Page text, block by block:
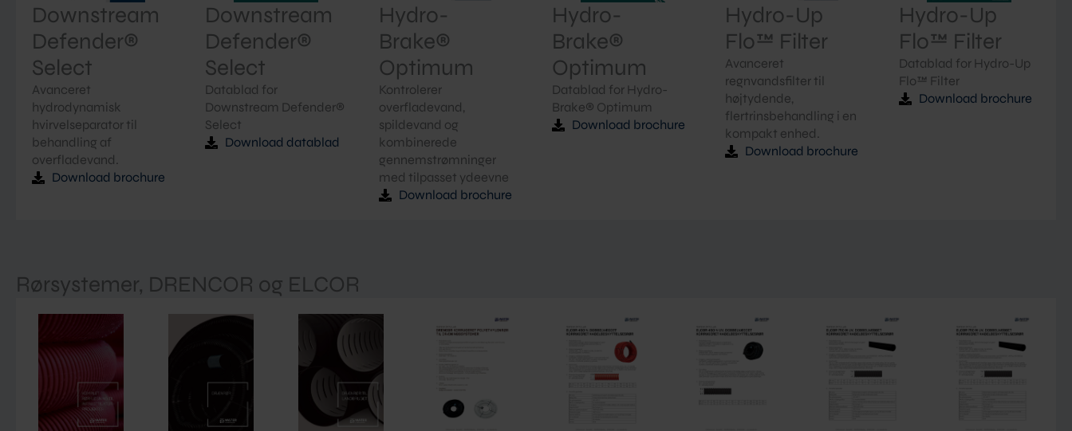
Downstream
Defender®
Select
Avanceret
hydrodynamisk
hvirvelseparator til
behandling af
overfladevand.
Download brochure
Downstream
Defender®
Select
Datablad for
Downstream Defender®
Select
Download datablad
Hydro-
Brake®
Optimum
Kontrolerer
overfladevand,
spildevand og
kombinerede
gennemstrømninger
med tilpasset ydeevne
Download brochure
Hydro-
Brake®
Optimum
Datablad for Hydro-
Brake® Optimum
Download brochure
Hydro-Up
Flo™ Filter
Avanceret
regnvandsfilter til
højtydende,
flertrinsbehandling i en
kompakt enhed.
Download brochure
Hydro-Up
Flo™ Filter
Datablad for Hydro-Up
Flo™ Filter
Download brochure
Rørsystemer, DRENCOR og ELCOR